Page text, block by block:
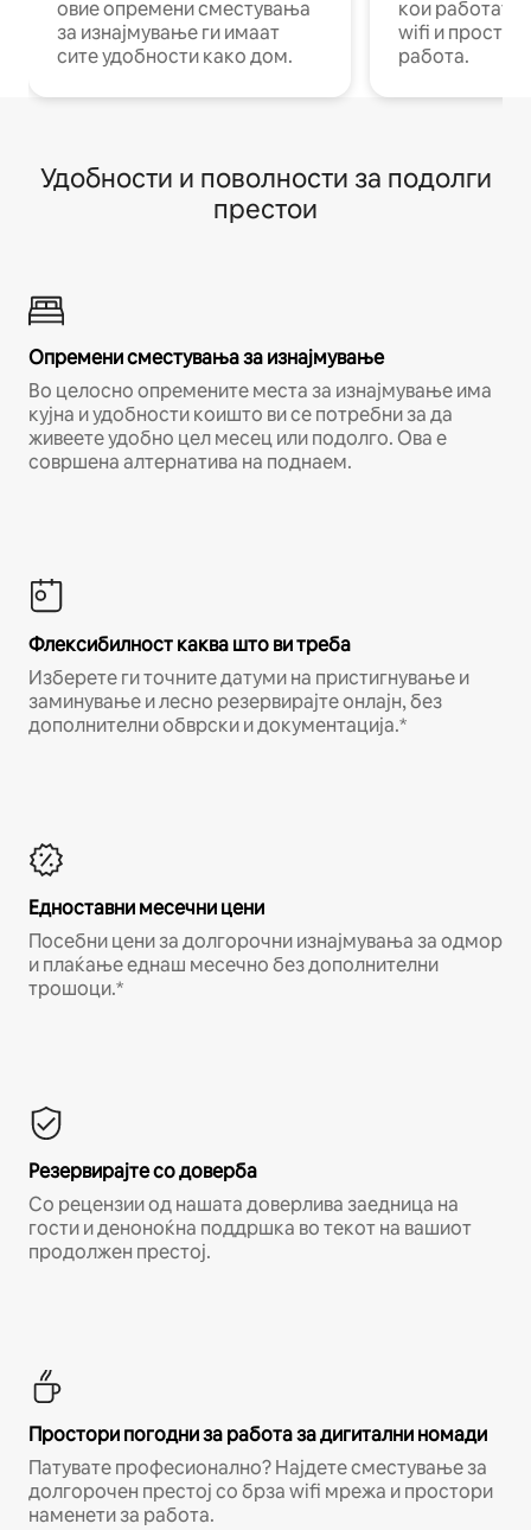
овие опремени сместувања
за изнајмување ги имаат
сите удобности како дом.
кои работат
wifi и
работа.
Удобности и поволности за подолги
престои
Опремени сместувања за изнајмување
Во целосно опремените места за изнајмување има
кујна и удобности коишто ви се потребни за да
живеете удобно цел месец или подолго. Ова е
совршена алтернатива на поднаем.
Флексибилност каква што ви треба
Изберете ги точните датуми на пристигнување и
заминување и лесно резервирајте онлајн, без
дополнителни обврски и документација.*
Едноставни месечни цени
Посебни цени за долгорочни изнајмувања за одмор
и плаќање еднаш месечно без дополнителни
трошоци.*
Резервирајте со доверба
Со рецензии од нашата доверлива заедница на
гости и деноноќна поддршка во текот на вашиот
продолжен престој.
Простори погодни за работа за дигитални номади
Патувате професионално? Најдете сместување за
долгорочен престој со брза wifi мрежа и простори
наменети за работа.